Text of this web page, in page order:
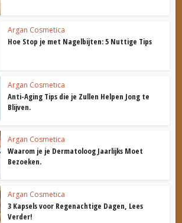
Argan Cosmetica
Hoe Stop je met Nagelbijten: 5 Nuttige Tips
Argan Cosmetica
Anti-Aging Tips die je Zullen Helpen Jong te
Blijven.
Argan Cosmetica
Waarom je je Dermatoloog Jaarlijks Moet
Bezoeken.
Argan Cosmetica
3 Kapsels voor Regenachtige Dagen, Lees
Verder!